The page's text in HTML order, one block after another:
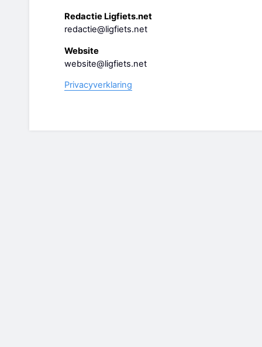
Redactie Ligfiets.net
redactie@ligfiets.net
Website
website@ligfiets.net
Privacyverklaring